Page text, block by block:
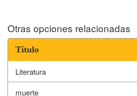
Otras opciones relacionadas
Título
Literatura
muerte